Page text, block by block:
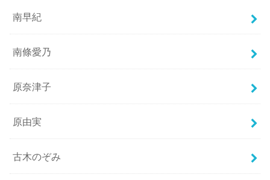
南早紀
南條愛乃
原奈津子
原由実
古木のぞみ